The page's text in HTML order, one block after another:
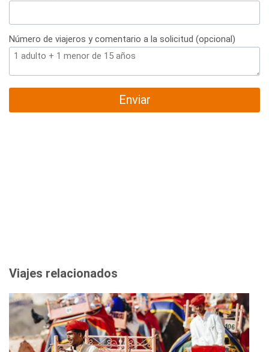
Número de viajeros y comentario a la solicitud (opcional)
Enviar
Viajes relacionados